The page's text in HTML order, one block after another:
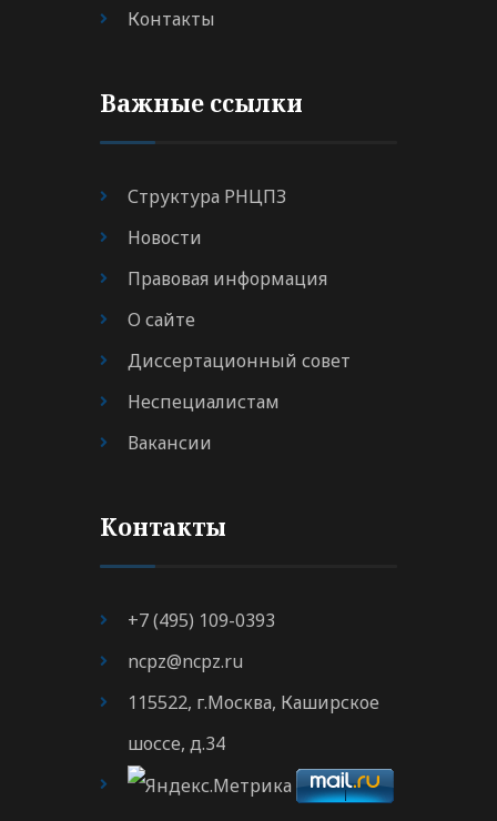
Контакты
Важные ссылки
Структура РНЦПЗ
Новости
Правовая информация
О сайте
Диссертационный совет
Неспециалистам
Вакансии
Контакты
+7 (495) 109-0393
ncpz@ncpz.ru
115522, г.Москва, Каширское
шоссе, д.34